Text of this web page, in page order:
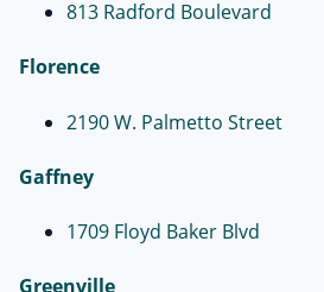
813 Radford Boulevard
Florence
2190 W. Palmetto Street
Gaffney
1709 Floyd Baker Blvd
Greenville